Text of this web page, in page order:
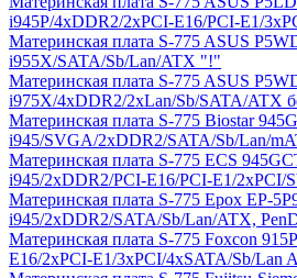
i945P/4xDDR2/2xPCI-E16/PCI-E1/
Материнская плата S-775 ASUS
i955Х/SATA/Sb/Lan/ATX "!"
Материнская плата S-775 ASUS
i975X/4xDDR2/2xLan/Sb/SATA/ATX
Материнская плата S-775 Biostar
i945/SVGA/2xDDR2/SATA/Sb/Lan/
Материнская плата S-775 ECS
i945/2xDDR2/PCI-E16/PCI-E1/
Материнская плата S-775 Epox EP-
i945/2xDDR2/SATA/Sb/Lan/ATX,
Материнская плата S-775 Foxcon
E16/2xPCI-E1/3xPCI/4xSATA/Sb/Lan